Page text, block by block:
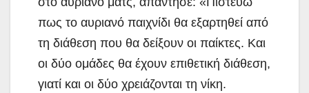
πως το αυριανό παιχνίδι θα εξαρτηθεί από
τη διάθεση που θα δείξουν οι παίκτες. Και
οι δύο ομάδες θα έχουν επιθετική διάθεση,
γιατί και οι δύο χρειάζονται τη νίκη.